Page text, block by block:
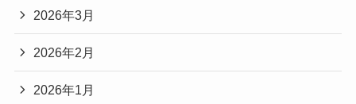
2026年3月
2026年2月
2026年1月